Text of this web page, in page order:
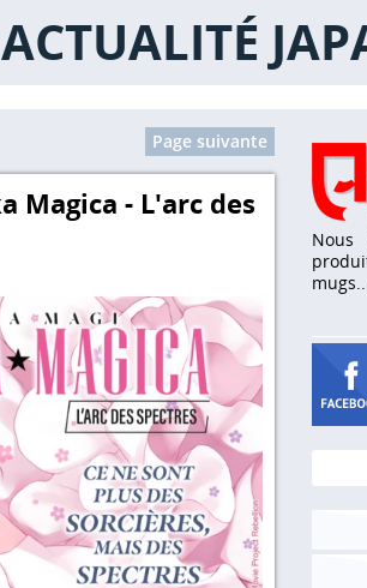
Page suivante
Magica - L'arc des
Nous